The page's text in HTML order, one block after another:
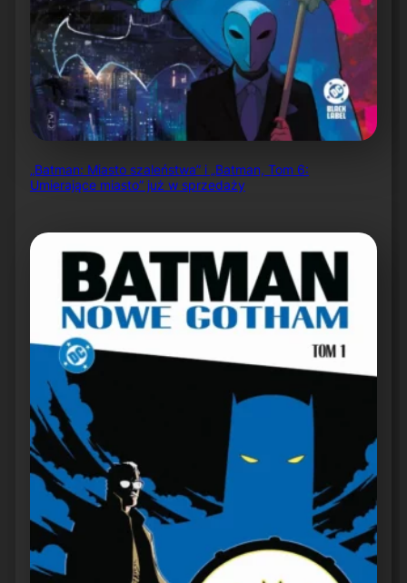
„Batman: Miasto szaleństwa” i „Batman, Tom 6:
Umierające miasto” już w sprzedaży